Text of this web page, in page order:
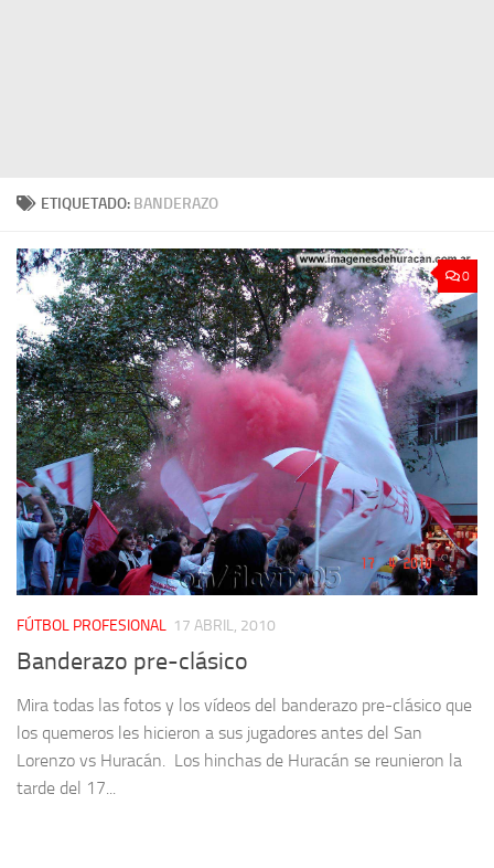
ETIQUETADO: BANDERAZO
0
FÚTBOL PROFESIONAL 17 ABRIL, 2010
Banderazo pre-clásico
Mira todas las fotos y los vídeos del banderazo pre-clásico que
los quemeros les hicieron a sus jugadores antes del San
Lorenzo vs Huracán. Los hinchas de Huracán se reunieron la
tarde del 17...